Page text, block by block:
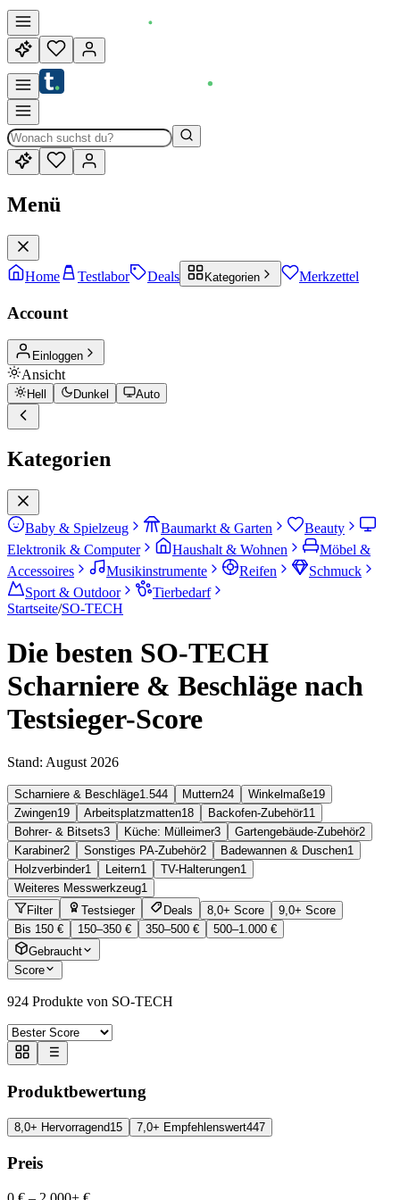
Menü
Home Testlabor Deals Kategorien Merkzettel
Account
Einloggen
Ansicht
Hell Dunkel Auto
Kategorien
Baby & Spielzeug Baumarkt & Garten
Beauty
Elektronik & Computer
Haushalt & Wohnen
Möbel &
Accessoires
Musikinstrumente Reifen
Schmuck
Sport & Outdoor
Tierbedarf
Startseite/SO-TECH
Die besten SO-TECH
Scharniere & Beschläge nach
Testsieger-Score
Stand: August 2026
Scharniere & Beschläge1.544 Muttern24 Winkelmaße19
Zwingen19 Arbeitsplatzmatten18 Backofen-Zubehör11
Bohrer- & Bitsets3 Küche: Mülleimer3 Gartengebäude-Zubehör2
Karabiner2 Sonstiges PA-Zubehör2 Badewannen & Duschen1
Holzverbinder1 Leitern1 TV-Halterungen1
Weiteres Messwerkzeug1
Filter
Testsieger Deals 8,0+ Score
9,0+ Score
Bis 150 €
150–350 € 350–500 €
500–1.000 €
Gebraucht
Score
924 Produkte von SO-TECH
Produktbewertung
8,0+ Hervorragend15 7,0+ Empfehlenswert447
Preis